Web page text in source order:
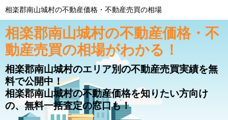
相楽郡南山城村の不動産価格・不動産売買の相場
相楽郡南山城村の不動産価格・不
動産売買の相場がわかる！
相楽郡南山城村のエリア別の不動産売買実績を無
料で公開中！
相楽郡南山城村の不動産価格を知りたい方向け
の、無料一括査定の窓口も！